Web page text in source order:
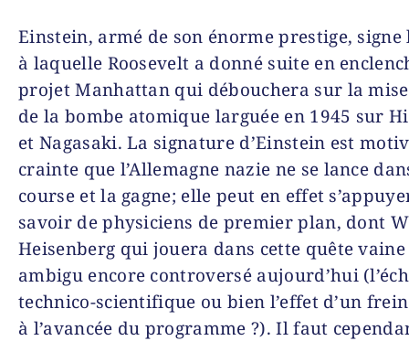
Einstein, armé de son énorme prestige,
à laquelle Roosevelt a donné suite en
projet Manhattan qui débouchera sur la
de la bombe atomique larguée en 1945 sur
et Nagasaki. La signature d’Einstein est
crainte que l’Allemagne nazie ne se lance
course et la gagne; elle peut en effet
savoir de physi­ciens de premier plan, dont
Heisenberg qui jouera dans cette quête
ambigu encore controversé aujourd’hui
technico-scientifique ou bien l’effet d’un
à l’avancée du programme ?). Il faut